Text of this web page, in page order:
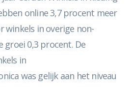
online 3,7 procent meer
winkels in overige non-
groei 0,3 procent. De
in
was gelijk aan het niveau